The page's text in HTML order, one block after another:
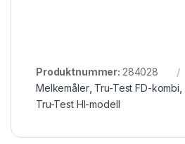
Produktnummer: 284028
Melkemåler, Tru-Test FD-kombi
Tru-Test HI-modell